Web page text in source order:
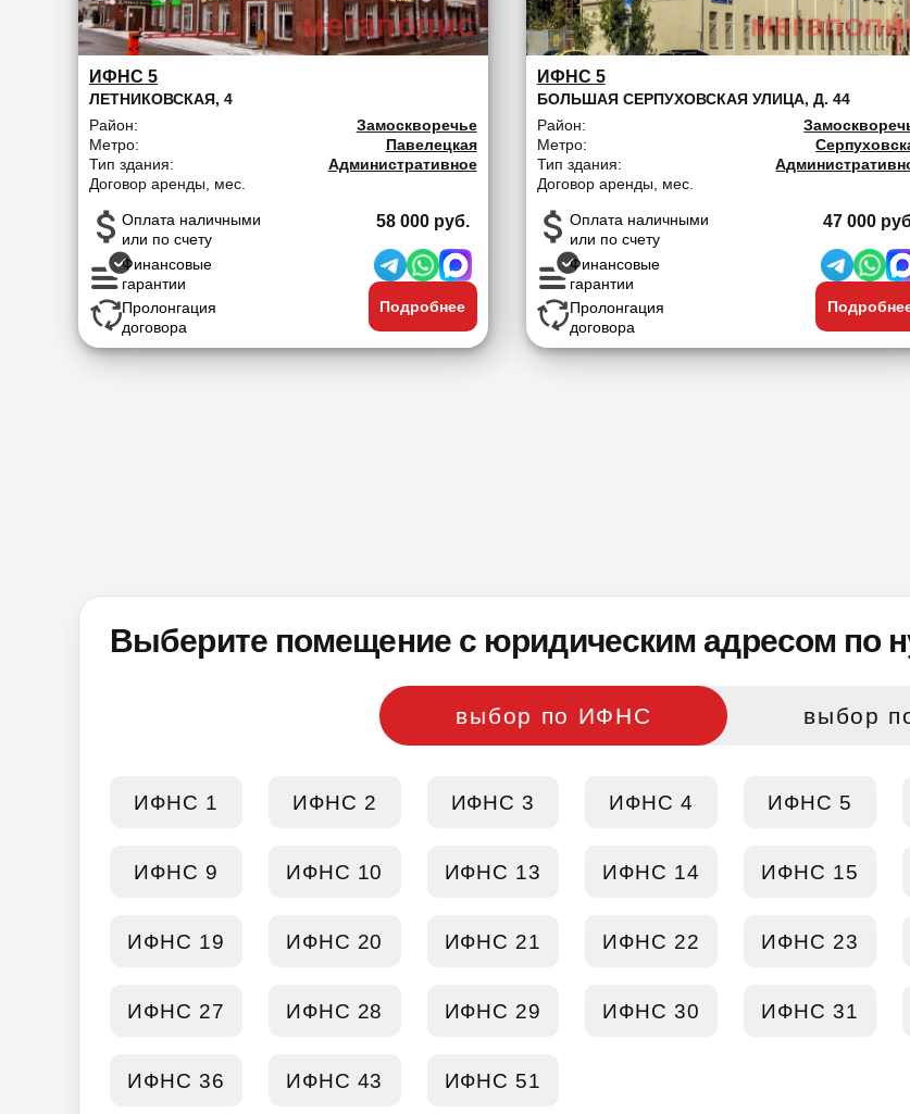
ИФНС 5
ЛЕТНИКОВСКАЯ, 4
Район:
Замоскворечье
Метро:
Павелецкая
Тип здания:
Административное
Договор аренды, мес.
Оплата наличными
или по счету
Финансовые
гарантии
Пролонгация
договора
58 000 руб.
Подробнее
ИФНС 5
БОЛЬШАЯ СЕРПУХОВСКАЯ УЛИЦА, Д. 44
Район:
Метро:
Тип здания:
Договор аренды, мес.
Оплата наличными
или по счету
Финансовые
гарантии
Пролонгация
договора
47 000
Выберите помещение с юридическим адресом по
выбор по ИФНС выбор
ИФНС 1 ИФНС 2 ИФНС 3 ИФНС 4 ИФНС 5
ИФНС 9 ИФНС 10 ИФНС 13 ИФНС 14 ИФНС 15
ИФНС 19 ИФНС 20 ИФНС 21 ИФНС 22 ИФНС 23
ИФНС 27 ИФНС 28 ИФНС 29 ИФНС 30 ИФНС 31
ИФНС 36 ИФНС 43 ИФНС 51